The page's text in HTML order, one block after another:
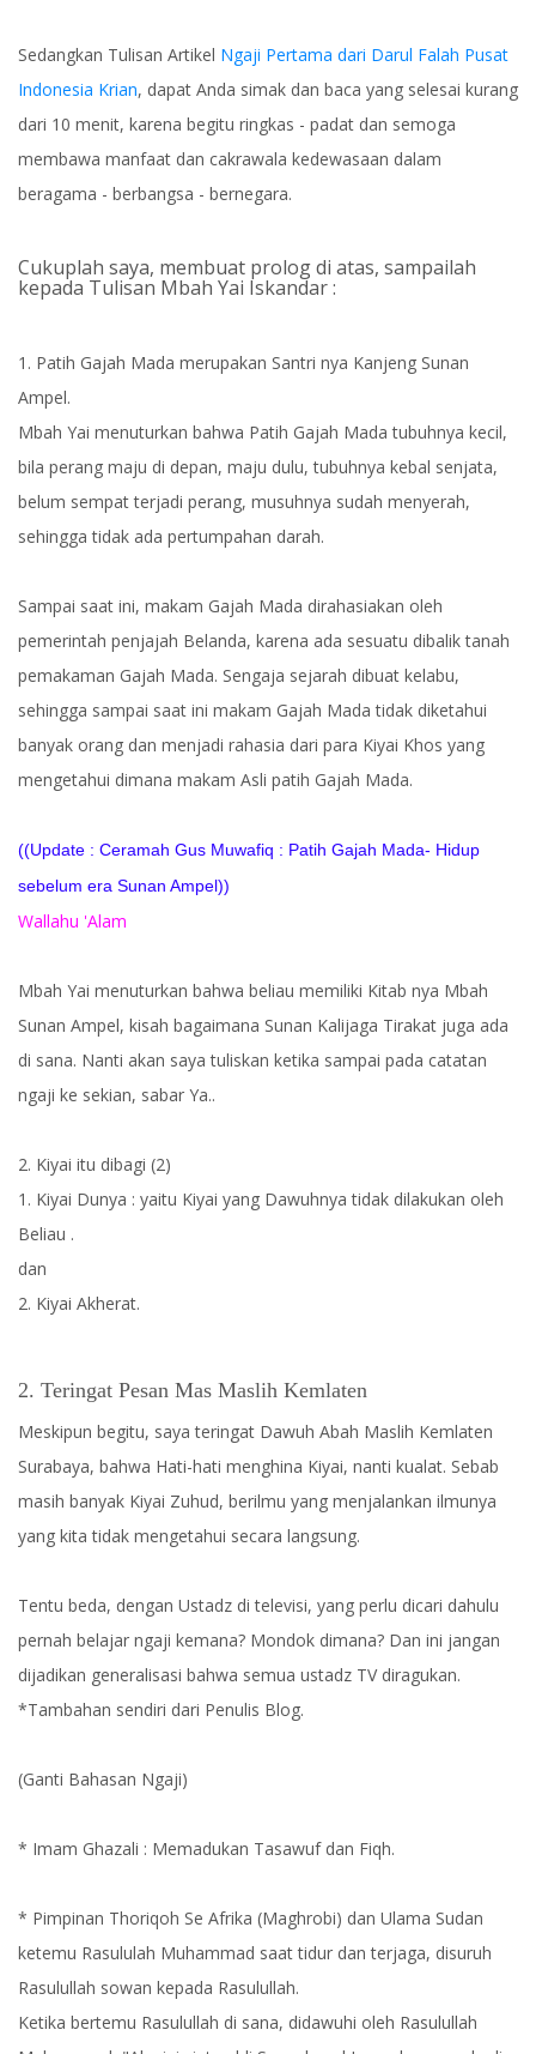
Sedangkan Tulisan Artikel Ngaji Pertama dari Darul Falah Pusat
Indonesia Krian, dapat Anda simak dan baca yang selesai kurang
dari 10 menit, karena begitu ringkas - padat dan semoga
membawa manfaat dan cakrawala kedewasaan dalam
beragama - berbangsa - bernegara.
Cukuplah saya, membuat prolog di atas, sampailah
kepada Tulisan Mbah Yai Iskandar :
1. Patih Gajah Mada merupakan Santri nya Kanjeng Sunan
Ampel.
Mbah Yai menuturkan bahwa Patih Gajah Mada tubuhnya kecil,
bila perang maju di depan, maju dulu, tubuhnya kebal senjata,
belum sempat terjadi perang, musuhnya sudah menyerah,
sehingga tidak ada pertumpahan darah.
Sampai saat ini, makam Gajah Mada dirahasiakan oleh
pemerintah penjajah Belanda, karena ada sesuatu dibalik tanah
pemakaman Gajah Mada. Sengaja sejarah dibuat kelabu,
sehingga sampai saat ini makam Gajah Mada tidak diketahui
banyak orang dan menjadi rahasia dari para Kiyai Khos yang
mengetahui dimana makam Asli patih Gajah Mada.
((Update : Ceramah Gus Muwafiq : Patih Gajah Mada- Hidup
sebelum era Sunan Ampel))
Wallahu 'Alam
Mbah Yai menuturkan bahwa beliau memiliki Kitab nya Mbah
Sunan Ampel, kisah bagaimana Sunan Kalijaga Tirakat juga ada
di sana. Nanti akan saya tuliskan ketika sampai pada catatan
ngaji ke sekian, sabar Ya..
2. Kiyai itu dibagi (2)
1. Kiyai Dunya : yaitu Kiyai yang Dawuhnya tidak dilakukan oleh
Beliau .
dan
2. Kiyai Akherat.
2. Teringat Pesan Mas Maslih Kemlaten
Meskipun begitu, saya teringat Dawuh Abah Maslih Kemlaten
Surabaya, bahwa Hati-hati menghina Kiyai, nanti kualat. Sebab
masih banyak Kiyai Zuhud, berilmu yang menjalankan ilmunya
yang kita tidak mengetahui secara langsung.
Tentu beda, dengan Ustadz di televisi, yang perlu dicari dahulu
pernah belajar ngaji kemana? Mondok dimana? Dan ini jangan
dijadikan generalisasi bahwa semua ustadz TV diragukan.
*Tambahan sendiri dari Penulis Blog.
(Ganti Bahasan Ngaji)
* Imam Ghazali : Memadukan Tasawuf dan Fiqh.
* Pimpinan Thoriqoh Se Afrika (Maghrobi) dan Ulama Sudan
ketemu Rasululah Muhammad saat tidur dan terjaga, disuruh
Rasulullah sowan kepada Rasulullah.
Ketika bertemu Rasulullah di sana, didawuhi oleh Rasulullah